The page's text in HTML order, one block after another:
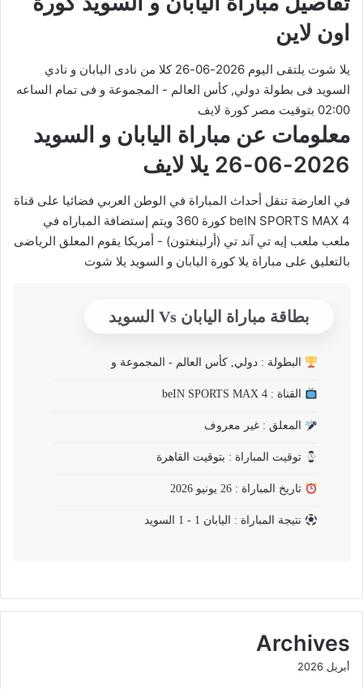
اون لاين
يلا شوت يلتقى اليوم 2026-06-26 كلا من نادى اليابان و نادي
السويد فى بطولة دولي, كأس العالم - المجموعة و فى تمام الساعه
02:00 بتوقيت مصر كورة لايف
معلومات عن مباراة اليابان و السويد
2026-06-26 يلا لايف
في العارضة تنقل أحداث المباراة في الوطن العربي فضائيا على قناة
beIN SPORTS MAX 4 كورة 360 ويتم إستضافة المباراه في
ملعب ملعب إيه تي آند تي (أرلينغتون) - أمريكا يقوم المعلق الرياضى
بالتعليق على مباراة يلا كورة اليابان و السويد يلا شوت
بطاقة مباراة اليابان Vs السويد
البطولة : دولي, كأس العالم - المجموعة و
القناة : beIN SPORTS MAX 4
المعلق : غير معروف
توقيت المباراة : بتوقيت القاهرة
تاريخ المباراة : 26 يونيو 2026
نتيجة المباراة : اليابان 1 - 1 السويد
Archives
أبريل 2026